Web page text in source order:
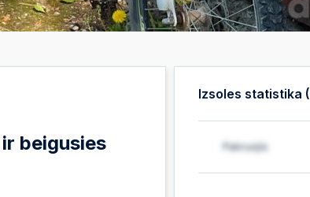
beigusies
Izsoles statistika (